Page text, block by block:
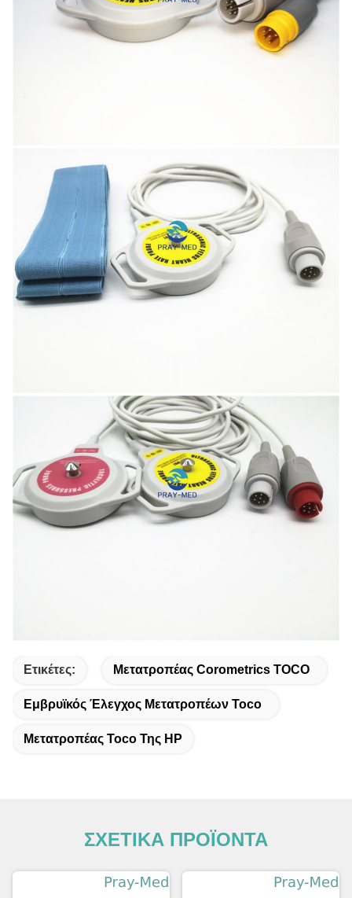
Ετικέτες: Μετατροπέας Corometrics TOCO
Εμβρυϊκός Έλεγχος Μετατροπέων Toco
Μετατροπέας Toco Της HP
ΣΧΕΤΙΚΑ ΠΡΟΪΟΝΤΑ